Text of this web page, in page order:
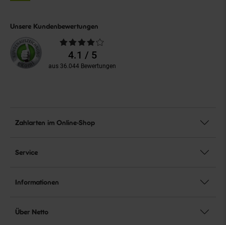
Unsere Kundenbewertungen
Durchschnittliche
Bewertungen4.1 / 5
aus 36.044 Bewertungen
Zahlarten im Online-Shop
Service
Informationen
Über Netto